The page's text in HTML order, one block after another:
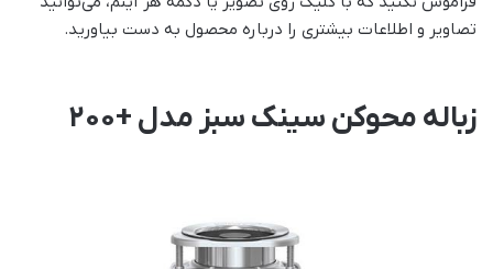
تصاویر و اطلاعات بیشتری را درباره محصول به دست بیاورید.
زباله محوکن سینک سبز مدل +200